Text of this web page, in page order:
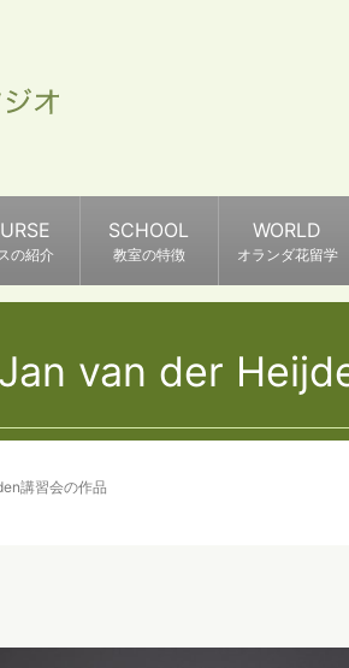
の紹介
SCHOOL
教室の特徴
WORLD
オランダ花留学
van der
講習会の作品